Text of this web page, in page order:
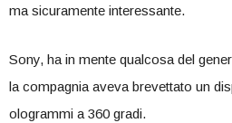
ma sicuramente interessante.
Sony, ha in mente qualcosa del
la compagnia aveva brevettato un
ologrammi a 360 gradi.